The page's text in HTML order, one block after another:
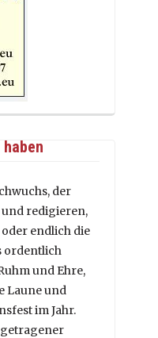
der
redigieren,
endlich die
ordentlich
und Ehre,
Laune und
im Jahr.